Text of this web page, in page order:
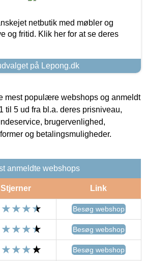
netbutik med møbler og
og fritid. Klik her for at se deres
på Lepong.dk
mest populære webshops og anmeldt
til 5 ud fra bl.a. deres prisniveau,
brugervenlighed,
og betalingsmuligheder.
anmeldte webshops
Stjerner Link
Besøg webshop
Besøg webshop
Besøg webshop